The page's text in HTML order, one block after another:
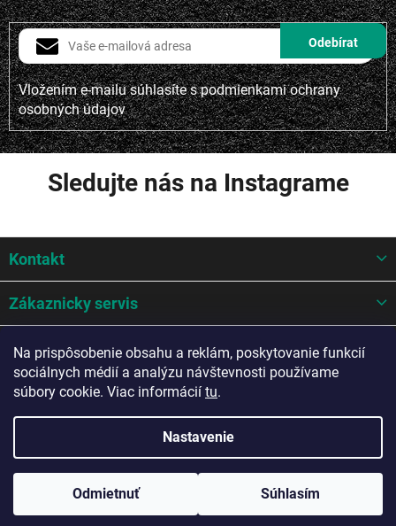
Na prispôsobenie obsahu a reklám, poskytovanie funkcií
sociálnych médií a analýzu návštevnosti používame
súbory cookie. Viac informácií tu.
Nastavenie
Odmietnuť Súhlasím
Vložením e-mailu súhlasíte spodmienkami ochrany
osobných údajov
Sledujte nás na Instagrame
p
t
Kontakt
Zákaznicky servis
Mohlo by sa hodit
Potrebujete poradiť?
Vytvoril Shoptet
Copyright 2026A-Z AUTO Slovakia s.r.o.. Všetky práva vyhradené.
Upraviť nastavenie cookies